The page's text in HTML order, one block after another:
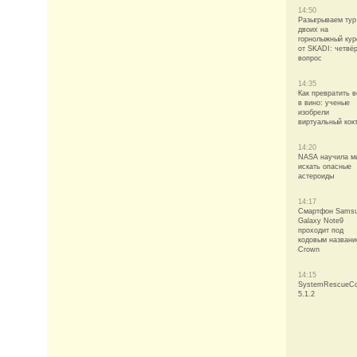
14:50
Разыгрываем
двоих на
горнолыжный
от SKADI:
вопрос
14:35
Как превратить
в вино: ученые
изобрели
виртуальный
14:20
NASA научила
искать опасные
астероиды
14:17
Смартфон
Galaxy Note9
проходит под
кодовым
Crown
14:15
SystemRescueCd
5.1.2